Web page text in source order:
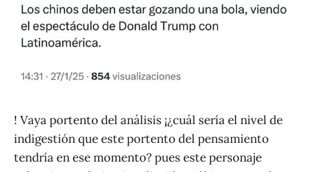
! Vaya portento del análisis ¡¿cuál sería el nivel de
indigestión que este portento del pensamiento
tendría en ese momento? pues este personaje